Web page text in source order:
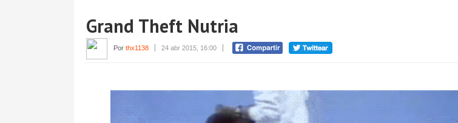
Grand Theft Nutria
Por thx1138 24 abr 2015, 16:00